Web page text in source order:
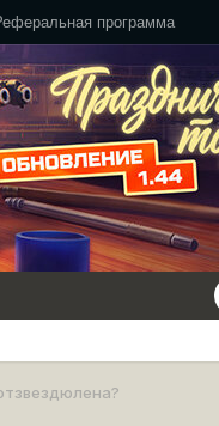
программа